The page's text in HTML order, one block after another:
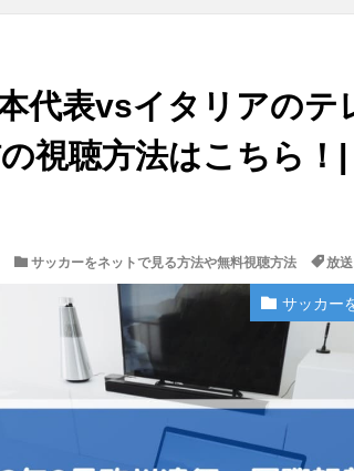
代表vsイタリアのテ
視聴方法はこちら！|
サッカーをネットで見る方法や無料視聴方法 放
サッカー